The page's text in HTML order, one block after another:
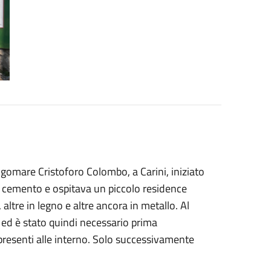
Cristoforo Colombo, a Carini, iniziato
e ospitava un piccolo residence
in legno e altre ancora in metallo. Al
è stato quindi necessario prima
alle interno. Solo successivamente